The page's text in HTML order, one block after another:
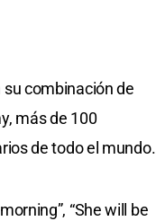
su combinación de
más de 100
de todo el mundo.
“She will be